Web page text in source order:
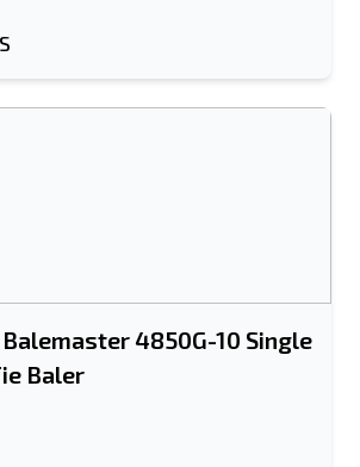
Balemaster 4850G-10 Single
Baler